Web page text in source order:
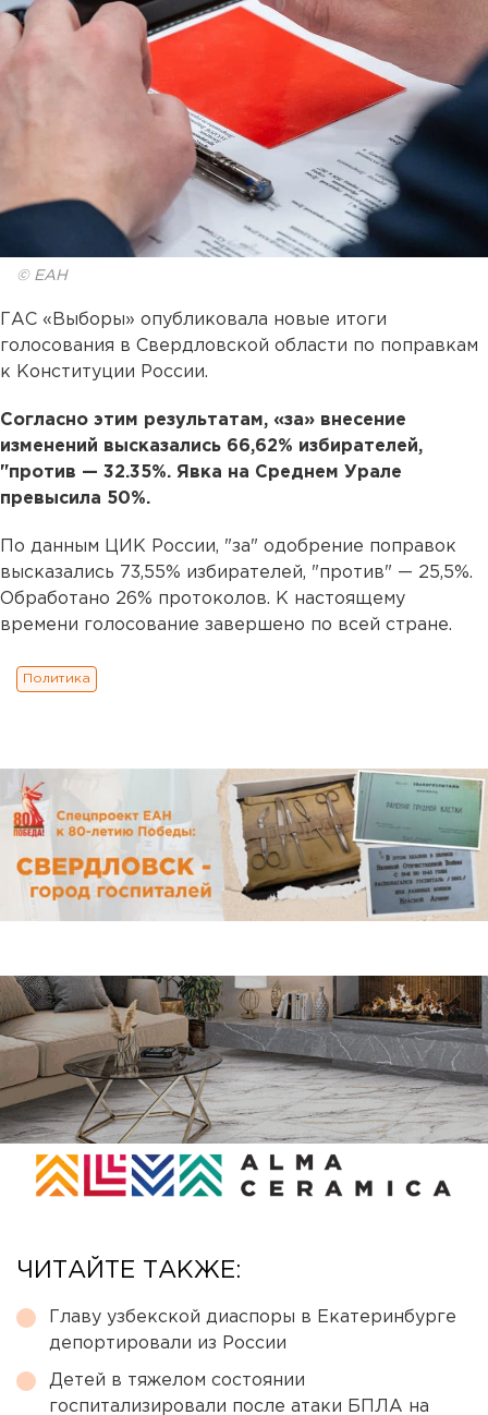
© ЕАН
ГАС «Выборы» опубликовала новые итоги
голосования в Свердловской области по поправкам
к Конституции России.
Согласно этим результатам, «за» внесение
изменений высказались 66,62% избирателей,
"против — 32.35%. Явка на Среднем Урале
превысила 50%.
По данным ЦИК России, "за" одобрение поправок
высказались 73,55% избирателей, "против" — 25,5%.
Обработано 26% протоколов. К настоящему
времени голосование завершено по всей стране.
Политика
ЧИТАЙТЕ ТАКЖЕ:
Главу узбекской диаспоры в Екатеринбурге
депортировали из России
Детей в тяжелом состоянии
госпитализировали после атаки БПЛА на